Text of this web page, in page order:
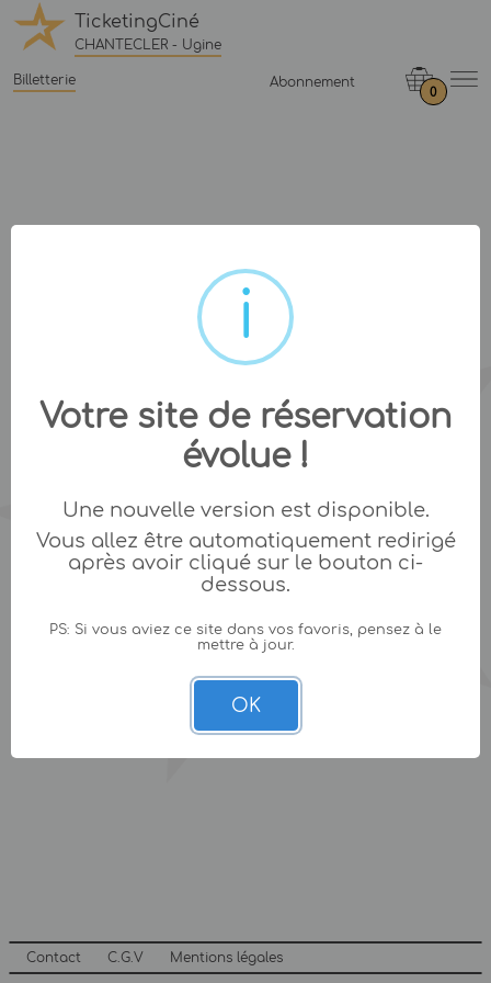
TicketingCiné
CHANTECLER - Ugine
Billetterie Abonnement
0
Contact C.G.V Mentions légales
Votre site de réservation
évolue !
Une nouvelle version est disponible.
Vous allez être automatiquement redirigé
après avoir cliqué sur le bouton ci-
dessous.
PS: Si vous aviez ce site dans vos favoris, pensez à le
mettre à jour.
OK